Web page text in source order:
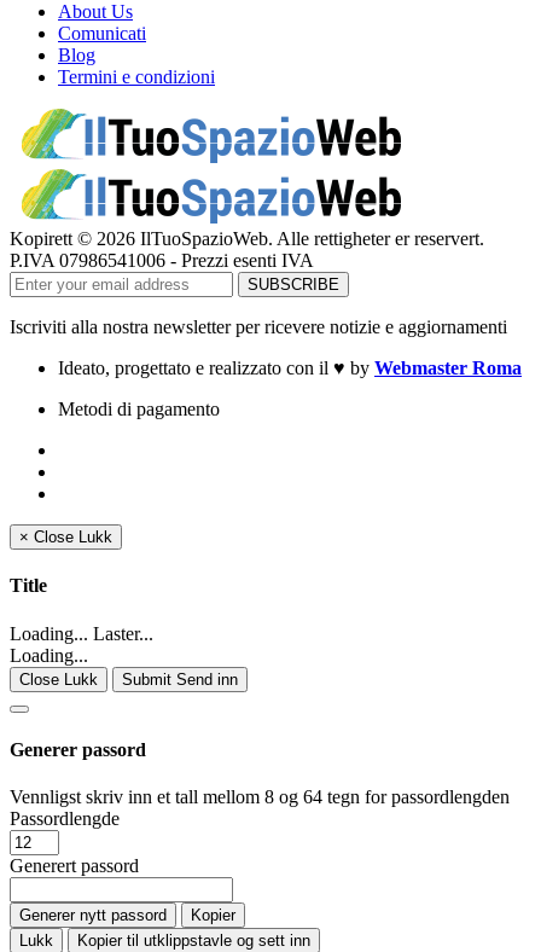
About Us
Comunicati
Blog
Termini e condizioni
Kopirett © 2026 IlTuoSpazioWeb. Alle rettigheter er reservert.
P.IVA 07986541006 - Prezzi esenti IVA
Iscriviti alla nostra newsletter per ricevere notizie e aggiornamenti
Ideato, progettato e realizzato con il ♥ by Webmaster Roma
Metodi di pagamento
× Close Lukk
Title
Loading... Laster...
Loading...
Close Lukk Submit Send inn
Generer passord
Vennligst skriv inn et tall mellom 8 og 64 tegn for passordlengden
Passordlengde
Generert passord
Generer nytt passord
Kopier
Lukk
Kopier til utklippstavle og sett inn